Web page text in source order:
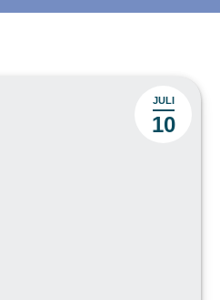
JULI
10